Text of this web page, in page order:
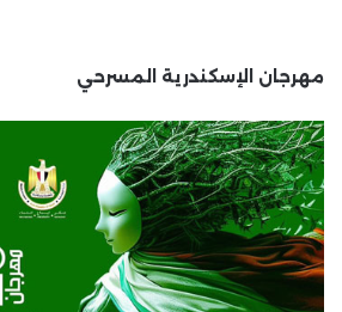
مهرجان الإسكندرية المسرحي